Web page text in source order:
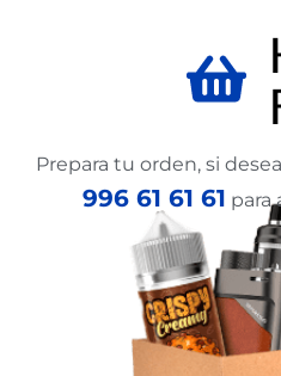
Prepara tu orden, si
996 61 61 61 para